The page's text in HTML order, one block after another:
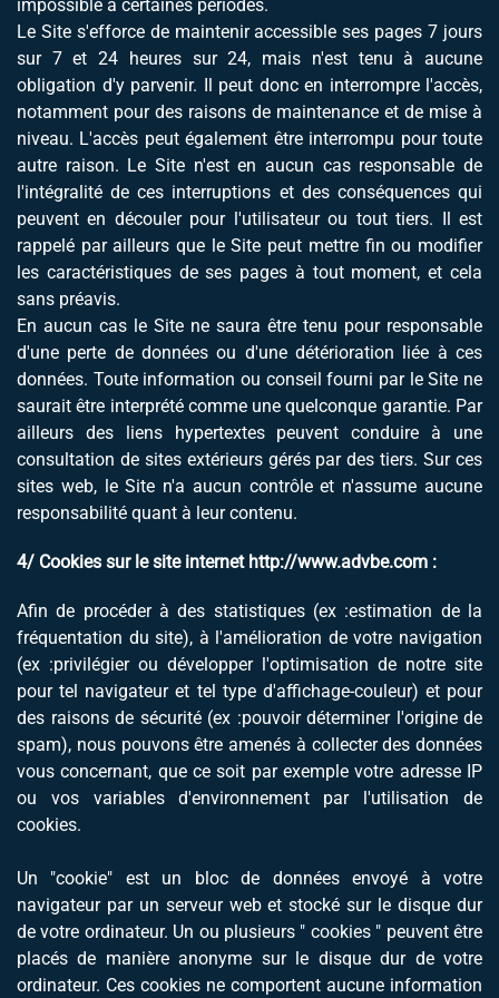
impossible à certaines périodes.
Le Site s'efforce de maintenir accessible ses pages 7 jours
sur 7 et 24 heures sur 24, mais n'est tenu à aucune
obligation d'y parvenir. Il peut donc en interrompre l'accès,
notamment pour des raisons de maintenance et de mise à
niveau. L'accès peut également être interrompu pour toute
autre raison. Le Site n'est en aucun cas responsable de
l'intégralité de ces interruptions et des conséquences qui
peuvent en découler pour l'utilisateur ou tout tiers. Il est
rappelé par ailleurs que le Site peut mettre fin ou modifier
les caractéristiques de ses pages à tout moment, et cela
sans préavis.
En aucun cas le Site ne saura être tenu pour responsable
d'une perte de données ou d'une détérioration liée à ces
données. Toute information ou conseil fourni par le Site ne
saurait être interprété comme une quelconque garantie. Par
ailleurs des liens hypertextes peuvent conduire à une
consultation de sites extérieurs gérés par des tiers. Sur ces
sites web, le Site n'a aucun contrôle et n'assume aucune
responsabilité quant à leur contenu.
4/ Cookies sur le site internet http://www.advbe.com :
Afin de procéder à des statistiques (ex :estimation de la
fréquentation du site), à l'amélioration de votre navigation
(ex :privilégier ou développer l'optimisation de notre site
pour tel navigateur et tel type d'affichage-couleur) et pour
des raisons de sécurité (ex :pouvoir déterminer l'origine de
spam), nous pouvons être amenés à collecter des données
vous concernant, que ce soit par exemple votre adresse IP
ou vos variables d'environnement par l'utilisation de
cookies.
Un "cookie" est un bloc de données envoyé à votre
navigateur par un serveur web et stocké sur le disque dur
de votre ordinateur. Un ou plusieurs " cookies " peuvent être
placés de manière anonyme sur le disque dur de votre
ordinateur. Ces cookies ne comportent aucune information